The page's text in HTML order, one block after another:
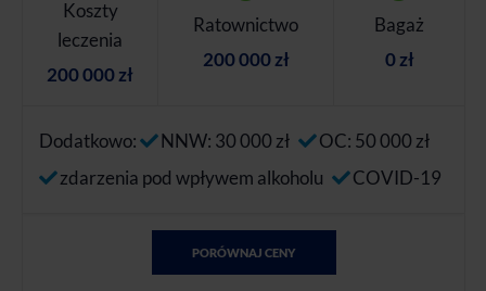
Koszty
leczenia
200 000 zł
Ratownictwo
200 000 zł
Bagaż
0 zł
Dodatkowo: NNW: 30 000 zł
OC: 50 000 zł
zdarzenia pod wpływem alkoholu
COVID-19
PORÓWNAJ CENY